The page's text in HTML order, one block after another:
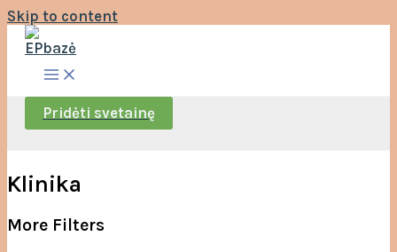
Skip to content
Pridėti svetainę
Klinika
More Filters